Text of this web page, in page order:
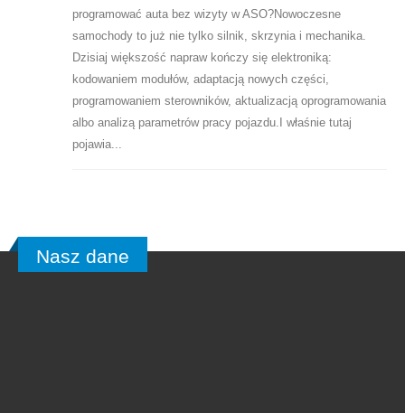
programować auta bez wizyty w ASO?Nowoczesne
samochody to już nie tylko silnik, skrzynia i mechanika.
Dzisiaj większość napraw kończy się elektroniką:
kodowaniem modułów, adaptacją nowych części,
programowaniem sterowników, aktualizacją oprogramowania
albo analizą parametrów pracy pojazdu.I właśnie tutaj
pojawia...
Nasz dane